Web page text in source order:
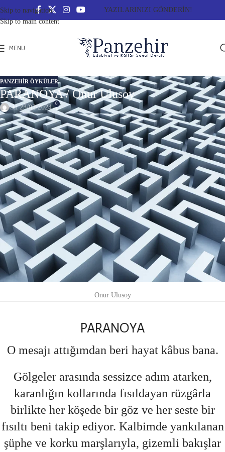
Skip to navigation
Skip to main content
YAZILARINIZI GÖNDERİN!
MENU
PANZEHIR ÖYKÜLER
PARANOYA / Onur Ulusoy
On 23/02/2024 0
Onur Ulusoy
PARANOYA
O mesajı attığımdan beri hayat kâbus bana.
Gölgeler arasında sessizce adım atarken,
karanlığın kollarında fısıldayan rüzgârla
birlikte her köşede bir göz ve her seste bir
fısıltı beni takip ediyor. Kalbimde yankılanan
şüphe ve korku marşlarıyla, gizemli bakışlar